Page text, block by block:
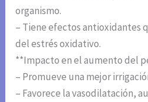
organismo.
– Tiene efectos antioxidantes
del estrés oxidativo.
**Impacto en el aumento del
– Promueve una mejor
– Favorece la vasodilatación,